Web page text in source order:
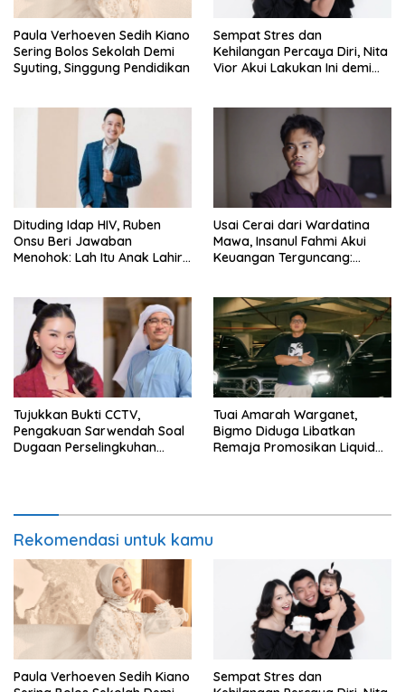
Paula Verhoeven Sedih Kiano
Sering Bolos Sekolah Demi
Syuting, Singgung Pendidikan
Sempat Stres dan
Kehilangan Percaya Diri, Nita
Vior Akui Lakukan Ini demi
Dituding Idap HIV, Ruben
Onsu Beri Jawaban
Menohok: Lah Itu Anak Lahir
Usai Cerai dari Wardatina
Mawa, Insanul Fahmi Akui
Keuangan Terguncang:
Tujukkan Bukti CCTV,
Pengakuan Sarwendah Soal
Dugaan Perselingkuhan
Tuai Amarah Warganet,
Bigmo Diduga Libatkan
Remaja Promosikan Liquid
Rekomendasi untuk kamu
Paula Verhoeven Sedih Kiano
Sempat Stres dan